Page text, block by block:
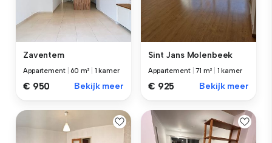
Zaventem
Appartement 60 m² 1 kamer
€ 950 Bekijk meer
Sint Jans Molenbeek
Appartement |71 m² 1 kamer
€ 925 Bekijk meer